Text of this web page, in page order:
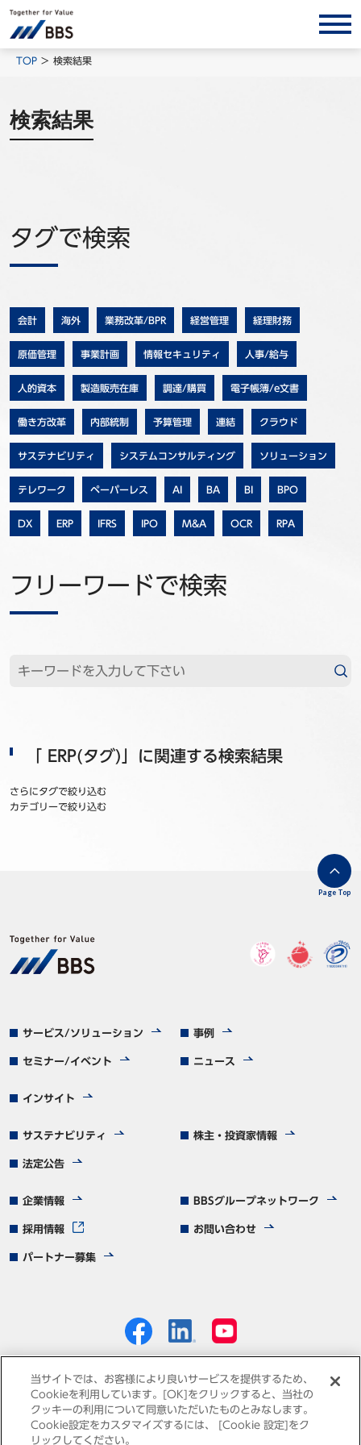
株主・投資家情報 採用情報
サービス/ソリューション
BBS Group News
出版書籍
事例
セミナ−
ニュース
お問い合わせ
TOP 検索結果
検索結果
タグで検索
会計 海外 業務改革/BPR 経営管理 経理財務
原価管理 事業計画 情報セキュリティ 人事/給与
人的資本 製造販売在庫 調達/購買 電子帳簿/e文書
働き方改革 内部統制 予算管理 連結 クラウド
サステナビリティ システムコンサルティング ソリューション
テレワーク ペーパーレス AI BA BI BPO
DX ERP IFRS IPO M&A OCR RPA
フリーワードで検索
ERP(タグ)」に関連する検索結果
さらにタグで絞り込む
カテゴリーで絞り込む
サービス/ソリューション 事例
セミナー/イベント ニュース
インサイト
サステナビリティ 株主・投資家情報
法定公告
企業情報 BBSグループネットワーク
採用情報 お問い合わせ
パートナー募集
Page Top
個人情報保護方針 免責事項 サイトマップ
当サイトでは、お客様により良いサービスを提供するため、
Cookieを利用しています。[OK]をクリックすると、当社の
クッキーの利用について同意いただいたものとみなします。
Cookie設定をカスタマイズするには、 [Cookie 設定]をク
リックしてください。